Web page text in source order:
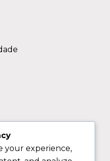
your experience,